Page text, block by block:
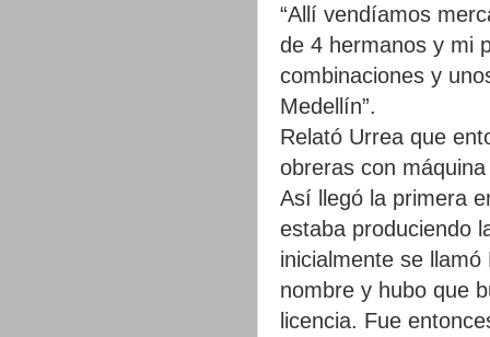
“Allí vendíamos
de 4 hermanos y mi
combinaciones y
Medellín”.
Relató Urrea que
obreras con
Así llegó la primera
estaba produciendo
inicialmente se
nombre y hubo que
licencia. Fue